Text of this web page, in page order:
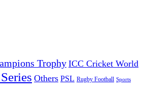
TrophyICC Cricket World
Others PSL Rugby Football Sports